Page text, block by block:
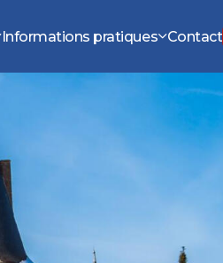
Informations pratiques Contact